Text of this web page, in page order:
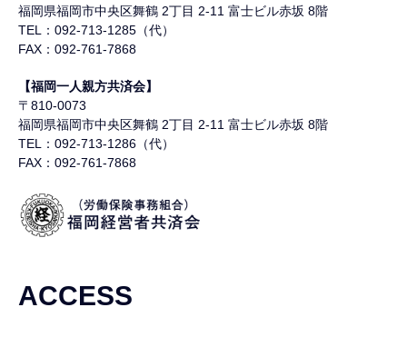
福岡県福岡市中央区舞鶴 2丁目 2-11 富士ビル赤坂 8階
TEL：092-713-1285（代）
FAX：092-761-7868
【福岡一人親方共済会】
〒810-0073
福岡県福岡市中央区舞鶴 2丁目 2-11 富士ビル赤坂 8階
TEL：092-713-1286（代）
FAX：092-761-7868
ACCESS